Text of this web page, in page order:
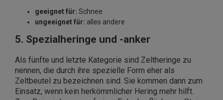
geeignet für: Schnee
ungeeignet für: alles andere
5. Spezialheringe und -anker
Als fünfte und letzte Kategorie sind Zeltheringe zu
nennen, die durch ihre spezielle Form eher als
Zeltbeutel zu bezeichnen sind. Sie kommen dann zum
Einsatz, wenn kein herkömmlicher Hering mehr hilft.